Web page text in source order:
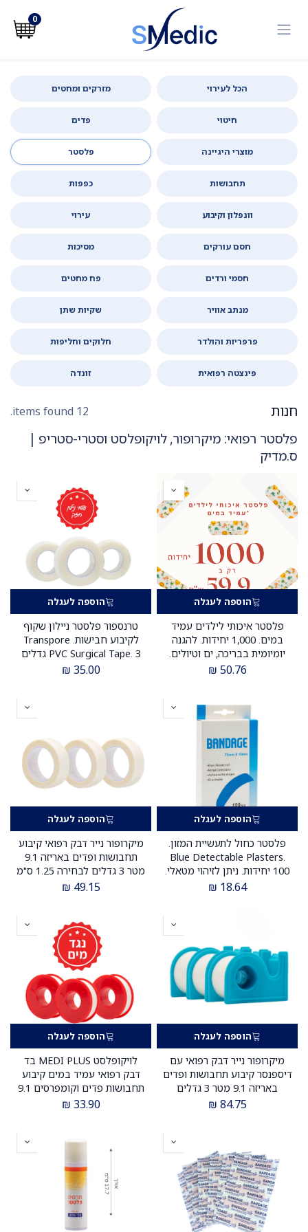
0
הכל לעירוי מזרקים ומחטים
חיטוי פדים
מוצרי היגיינה פלסטר
תחבושות כפפות
וונפלון וקיבוע עירוי
חסם עורקים מסיכות
חסמי ורדים פח מחטים
מנתב אוויר שקיות שתן
פרפריות והולדר חלוקים וחליפות
פינצטה רפואית זונדה
חנות 12 items found.
פלסטר רפואי: מיקרופור, לויקופלסט וסטרי-סטריפ |
ס.מדיק
הוספה לעגלה
פלסטר איכותי לילדים עמיד
במים. 1,000 יחידות. להגנה
יומיומית בבריכה, ים וטיולים.
ס.מדיק יבוא
50.76
₪
הוספה לעגלה
טרנספור פלסטר ניילון שקוף
לקיבוע חבישות. Transpore
PVC Surgical Tape. 3 גדלים
35.00
₪
הוספה לעגלה
פלסטר כחול לתעשיית המזון.
Blue Detectable Plasters.
100 יחידות. ניתן לזיהוי מטאלי.
ס.מדיק יבוא
18.64
₪
הוספה לעגלה
מיקרופור נייר דבק רפואי קיבוע
תחבושות ופדים באריזה 9.1
מטר 3 גדלים לבחירה 1.25 ס"מ
49.15
₪
הוספה לעגלה
מיקרופור נייר דבק רפואי עם
דיספנסר קיבוע תחבושות ופדים
באריזה 9.1 מטר 3 גדלים
84.75
₪
הוספה לעגלה
לויקופלסט MEDI PLUS בד
דבק רפואי עמיד במים קיבוע
תחבושות פדים וקומפרסים 9.1
33.90
₪